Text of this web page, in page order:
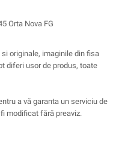
Orta Nova FG
originale, imaginile din fisa
diferi usor de produs, toate
a vă garanta un serviciu de
modificat fără preaviz.